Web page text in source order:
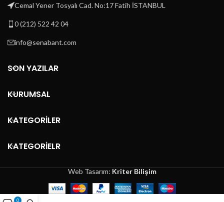
Cemal Yener Tosyalı Cad. No:17 Fatih İSTANBUL
0 (212) 522 42 04
info@senabant.com
SON YAZILAR
KURUMSAL
KATEGORİLER
KATEGORİELR
Web Tasarım: Kriter Bilişim
0